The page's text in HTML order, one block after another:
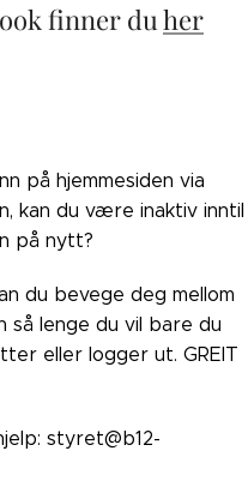
finner duher
på hjemmesiden via
kan du være inaktiv inntil
på nytt?
du bevege deg mellom
så lenge du vil bare du
eller logger ut. GREIT
styret@b12-